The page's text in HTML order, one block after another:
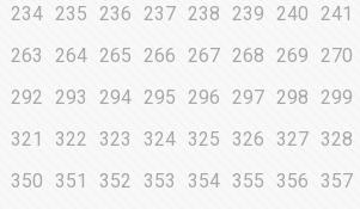
234 235 236 237 238 239 240 241
263 264 265 266 267 268 269 270
292 293 294 295 296 297 298 299
321 322 323 324 325 326 327 328
350 351 352 353 354 355 356 357